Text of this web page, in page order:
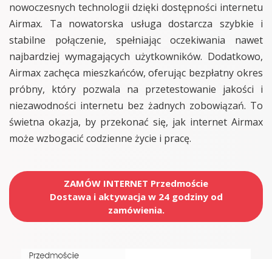
nowoczesnych technologii dzięki dostępności internetu
Airmax. Ta nowatorska usługa dostarcza szybkie i
stabilne połączenie, spełniając oczekiwania nawet
najbardziej wymagających użytkowników. Dodatkowo,
Airmax zachęca mieszkańców, oferując bezpłatny okres
próbny, który pozwala na przetestowanie jakości i
niezawodności internetu bez żadnych zobowiązań. To
świetna okazja, by przekonać się, jak internet Airmax
może wzbogacić codzienne życie i pracę.
ZAMÓW INTERNET Przedmoście
Dostawa i aktywacja w 24 godziny od
zamówienia.